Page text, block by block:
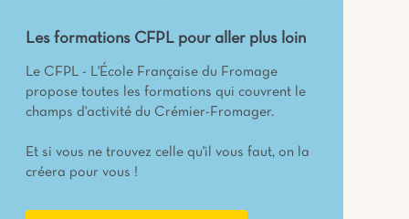
Les formations CFPL pour aller plus loin
Le CFPL - L'École Française du Fromage
propose toutes les formations qui couvrent le
champs d'activité du Crémier-Fromager.
Et si vous ne trouvez celle qu'il vous faut, on la
créera pour vous !